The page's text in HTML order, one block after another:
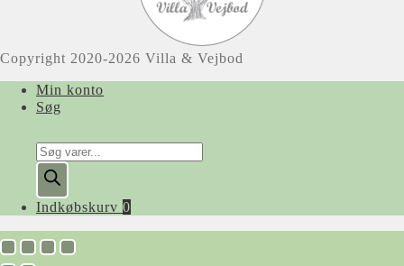
Copyright 2020-2026 Villa & Vejbod
Min konto
Søg
Products
search
Indkøbskurv 0